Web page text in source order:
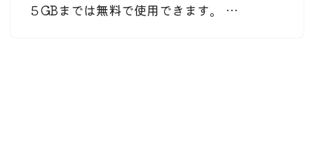
５GBまでは無料で使用できます。 …